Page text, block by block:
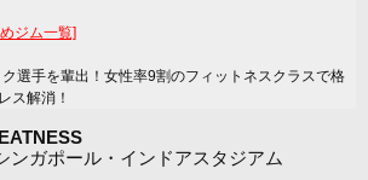
ジム一覧]
選手を輩出！女性率9割のフィットネスクラスで格
ス解消！
ンガポール・インドアスタジアム